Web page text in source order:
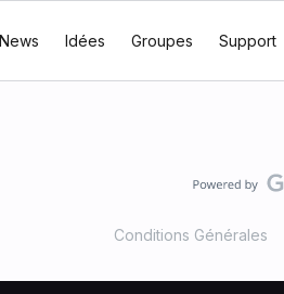
News Idées Groupes Support
Conditions Générales